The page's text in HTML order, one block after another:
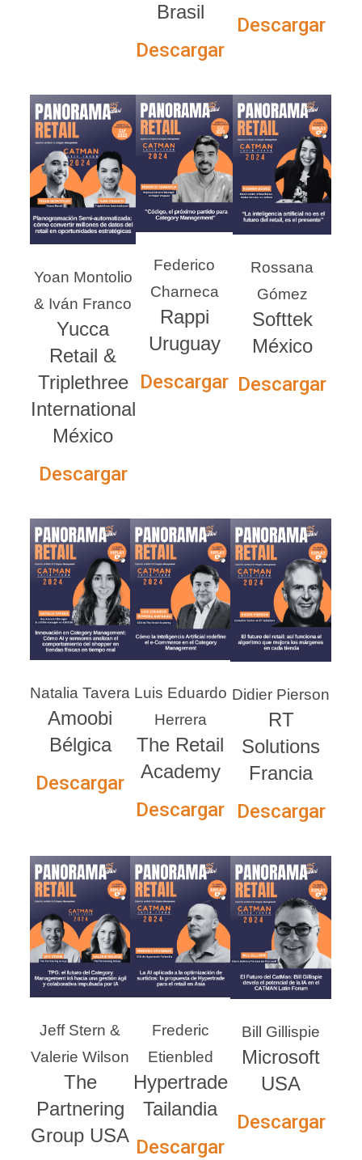
Brasil
Descargar
Descargar
Yoan Montolio
& Iván Franco
Yucca
Retail &
Triplethree
International
México
Descargar
Federico
Charneca
Rappi
Uruguay
Descargar
Rossana
Gómez
Softtek
México
Descargar
Natalia Tavera
Amoobi
Bélgica
Descargar
Luis Eduardo
Herrera
The Retail
Academy
Descargar
Didier Pierson
RT
Solutions
Francia
Descargar
Jeff Stern &
Valerie Wilson
The
Partnering
Group USA
Frederic
Etienbled
Hypertrade
Tailandia
Descargar
Bill Gillispie
Microsoft
USA
Descargar